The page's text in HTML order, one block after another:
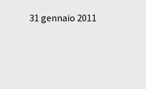
31 gennaio 2011